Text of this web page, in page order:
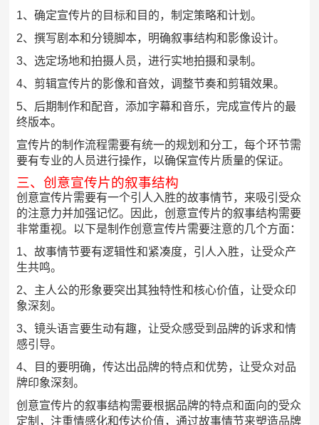
1、确定宣传片的目标和目的，制定策略和计划。
2、撰写剧本和分镜脚本，明确叙事结构和影像设计。
3、选定场地和拍摄人员，进行实地拍摄和录制。
4、剪辑宣传片的影像和音效，调整节奏和剪辑效果。
5、后期制作和配音，添加字幕和音乐，完成宣传片的最
终版本。
宣传片的制作流程需要有统一的规划和分工，每个环节需
要有专业的人员进行操作，以确保宣传片质量的保证。
三、创意宣传片的叙事结构
创意宣传片需要有一个引人入胜的故事情节，来吸引受众
的注意力并加强记忆。因此，创意宣传片的叙事结构需要
非常重视。以下是制作创意宣传片需要注意的几个方面：
1、故事情节要有逻辑性和紧凑度，引人入胜，让受众产
生共鸣。
2、主人公的形象要突出其独特性和核心价值，让受众印
象深刻。
3、镜头语言要生动有趣，让受众感受到品牌的诉求和情
感引导。
4、目的要明确，传达出品牌的特点和优势，让受众对品
牌印象深刻。
创意宣传片的叙事结构需要根据品牌的特点和面向的受众
定制，注重情感化和传达价值，通过故事情节来塑造品牌